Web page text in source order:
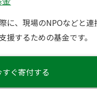
に、現場のNPOなどと連
援するための基金です。
すぐ寄付する